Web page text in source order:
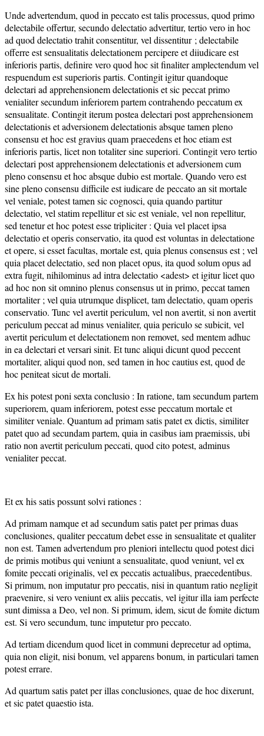
Unde advertendum, quod in peccato est talis processus, quod primo
delectabile offertur, secundo delectatio advertitur, tertio vero in hoc
ad quod delectatio trahit consentitur, vel dissentitur ; delectabile
offerre est sensualitatis delectationem percipere et diiudicare est
inferioris partis, definire vero quod hoc sit finaliter amplectendum vel
respuendum est superioris partis. Contingit igitur quandoque
delectari ad apprehensionem delectationis et sic peccat primo
venialiter secundum inferiorem partem contrahendo peccatum ex
sensualitate. Contingit iterum postea delectari post apprehensionem
delectationis et adversionem delectationis absque tamen pleno
consensu et hoc est gravius quam praecedens et hoc etiam est
inferioris partis, licet non totaliter sine superiori. Contingit vero tertio
delectari post apprehensionem delectationis et adversionem cum
pleno consensu et hoc absque dubio est mortale. Quando vero est
sine pleno consensu difficile est iudicare de peccato an sit mortale
vel veniale, potest tamen sic cognosci, quia quando partitur
delectatio, vel statim repellitur et sic est veniale, vel non repellitur,
sed tenetur et hoc potest esse tripliciter : Quia vel placet ipsa
delectatio et operis conservatio, ita quod est voluntas in delectatione
et opere, si esset facultas, mortale est, quia plenus consensus est ; vel
quia placet delectatio, sed non placet opus, ita quod solum opus ad
extra fugit, nihilominus ad intra delectatio <adest> et igitur licet quo
ad hoc non sit omnino plenus consensus ut in primo, peccat tamen
mortaliter ; vel quia utrumque displicet, tam delectatio, quam operis
conservatio. Tunc vel avertit periculum, vel non avertit, si non avertit
periculum peccat ad minus venialiter, quia periculo se subicit, vel
avertit periculum et delectationem non removet, sed mentem adhuc
in ea delectari et versari sinit. Et tunc aliqui dicunt quod peccent
mortaliter, aliqui quod non, sed tamen in hoc cautius est, quod de
hoc peniteat sicut de mortali.
Ex his potest poni sexta conclusio : In ratione, tam secundum partem
superiorem, quam inferiorem, potest esse peccatum mortale et
similiter veniale. Quantum ad primam satis patet ex dictis, similiter
patet quo ad secundam partem, quia in casibus iam praemissis, ubi
ratio non avertit periculum peccati, quod cito potest, adminus
venialiter peccat.
Et ex his satis possunt solvi rationes :
Ad primam namque et ad secundum satis patet per primas duas
conclusiones, qualiter peccatum debet esse in sensualitate et qualiter
non est. Tamen advertendum pro pleniori intellectu quod potest dici
de primis motibus qui veniunt a sensualitate, quod veniunt, vel ex
fomite peccati originalis, vel ex peccatis actualibus, praecedentibus.
Si primum, non imputatur pro peccatis, nisi in quantum ratio negligit
praevenire, si vero veniunt ex aliis peccatis, vel igitur illa iam perfecte
sunt dimissa a Deo, vel non. Si primum, idem, sicut de fomite dictum
est. Si vero secundum, tunc imputetur pro peccato.
Ad tertiam dicendum quod licet in communi deprecetur ad optima,
quia non eligit, nisi bonum, vel apparens bonum, in particulari tamen
potest errare.
Ad quartum satis patet per illas conclusiones, quae de hoc dixerunt,
et sic patet quaestio ista.